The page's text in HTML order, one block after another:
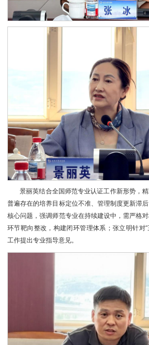
景丽英结合全国师范专业认证工作新形势，
普遍存在的培养目标定位不准、管理制度更新滞
核心问题，强调师范专业在持续建设中，需严格
环节靶向整改，构建闭环管理体系；张立明针对“
工作提出专业指导意见。